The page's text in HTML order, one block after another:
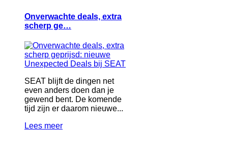
Onverwachte deals, extra
scherp ge…
SEAT blijft de dingen net
even anders doen dan je
gewend bent. De komende
tijd zijn er daarom nieuwe...
Lees meer